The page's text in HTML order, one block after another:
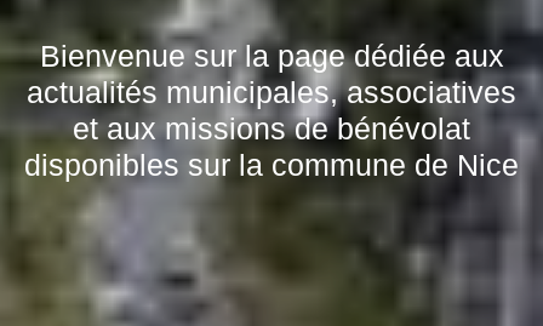
Bienvenue sur la page dédiée aux
actualités municipales, associatives
et aux missions de bénévolat
disponibles sur la commune de Nice